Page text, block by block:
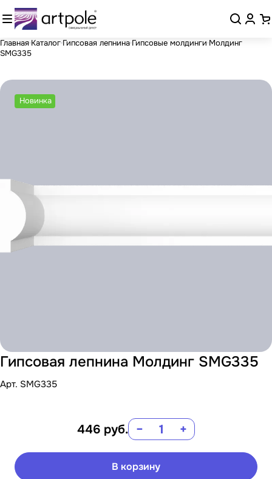
Главная Каталог Гипсовая лепнина Гипсовые молдинги Молдинг
SMG335
Новинка
Гипсовая лепнина Молдинг SMG335
Арт. SMG335
446 руб. − +
В корзину